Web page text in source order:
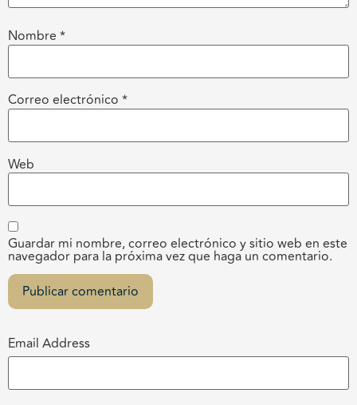
Nombre *
Correo electrónico *
Web
Guardar mi nombre, correo electrónico y sitio web en este
navegador para la próxima vez que haga un comentario.
Email Address